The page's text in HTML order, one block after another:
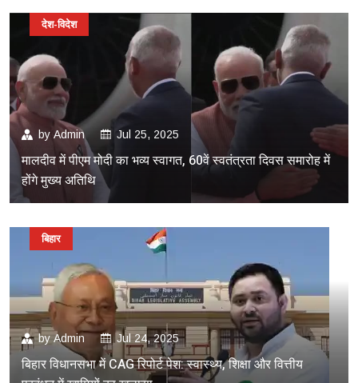
by Admin Jul 25, 2025
मालदीव में पीएम मोदी का भव्य स्वागत, 60वें स्वतंत्रता दिवस समारोह में
होंगे मुख्य अतिथि
देश-विदेश
byAdmin Jul 24, 2025
बिहार विधानसभा में CAG रिपोर्ट पेश: स्वास्थ्य, शिक्षा और वित्तीय
बिहार